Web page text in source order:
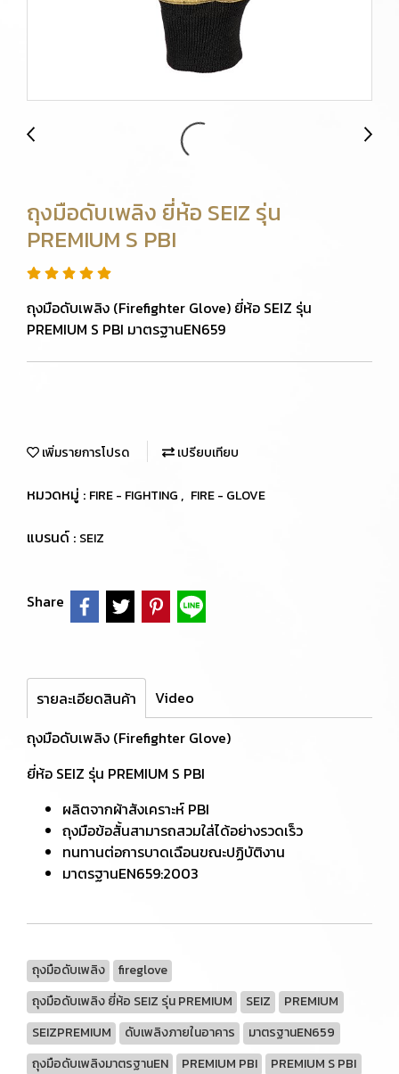
ถุงมือดับเพลิง ยี่ห้อ SEIZ รุ่น
PREMIUM S PBI
ถุงมือดับเพลิง (Firefighter Glove) ยี่ห้อ SEIZ รุ่น
PREMIUM S PBI มาตรฐานEN659
เพิ่มรายการโปรด เปรียบเทียบ
หมวดหมู่ : FIRE - FIGHTING , FIRE - GLOVE
แบรนด์ : SEIZ
Share
รายละเอียดสินค้า
Video
ถุงมือดับเพลิง (Firefighter Glove)
ยี่ห้อ SEIZ รุ่น PREMIUM S PBI
ผลิตจากผ้าสังเคราะห์ PBI
ถุงมือข้อสั้นสามารถสวมใส่ได้อย่างรวดเร็ว
ทนทานต่อการบาดเฉือนขณะปฏิบัติงาน
มาตรฐานEN659:2003
ถุงมือดับเพลิง
fireglove
ถุงมือดับเพลิง ยี่ห้อ SEIZ รุ่น PREMIUM
SEIZ
PREMIUM
SEIZPREMIUM
ดับเพลิงภายในอาคาร
มาตรฐานEN659
ถุงมือดับเพลิงมาตรฐานEN
PREMIUM PBI PREMIUM S PBI